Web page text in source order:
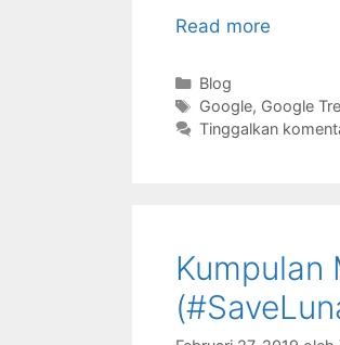
Read more
Kategori
Blog
Tag
Google, Google
Tinggalkan
Kumpulan